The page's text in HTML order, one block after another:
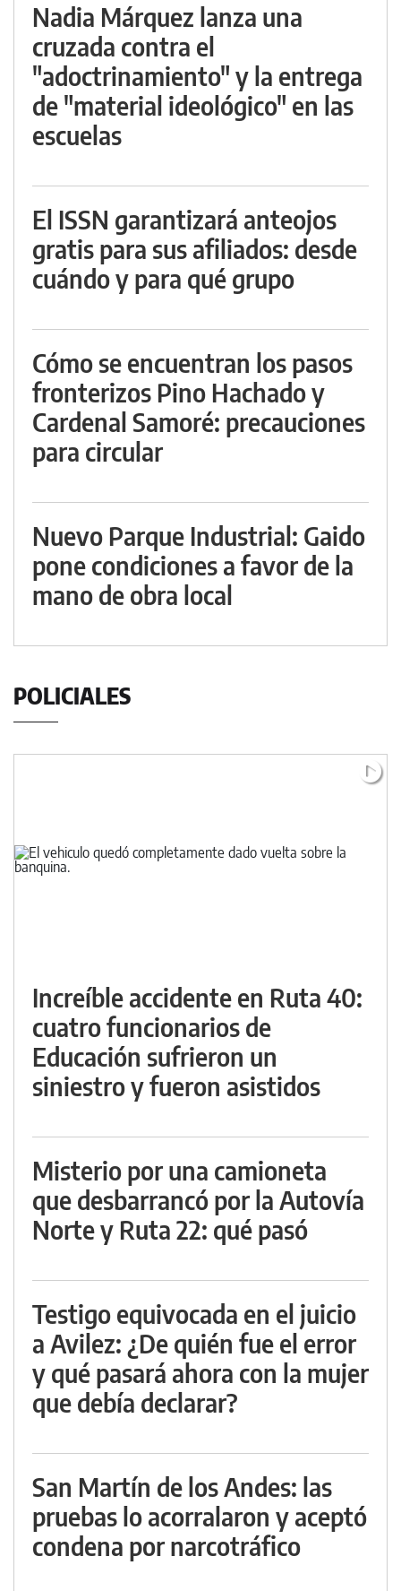
Nadia Márquez lanza una
cruzada contra el
"adoctrinamiento" y la entrega
de "material ideológico" en las
escuelas
El ISSN garantizará anteojos
gratis para sus afiliados: desde
cuándo y para qué grupo
Cómo se encuentran los pasos
fronterizos Pino Hachado y
Cardenal Samoré: precauciones
para circular
Nuevo Parque Industrial: Gaido
pone condiciones a favor de la
mano de obra local
POLICIALES
Increíble accidente en Ruta 40:
cuatro funcionarios de
Educación sufrieron un
siniestro y fueron asistidos
Misterio por una camioneta
que desbarrancó por la Autovía
Norte y Ruta 22: qué pasó
Testigo equivocada en el juicio
a Avilez: ¿De quién fue el error
y qué pasará ahora con la mujer
que debía declarar?
San Martín de los Andes: las
pruebas lo acorralaron y aceptó
condena por narcotráfico